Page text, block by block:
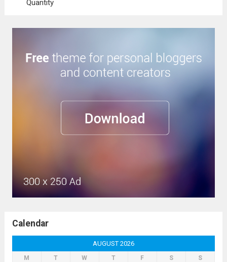
Quantity
Calendar
AUGUST 2026
M T W T F S S